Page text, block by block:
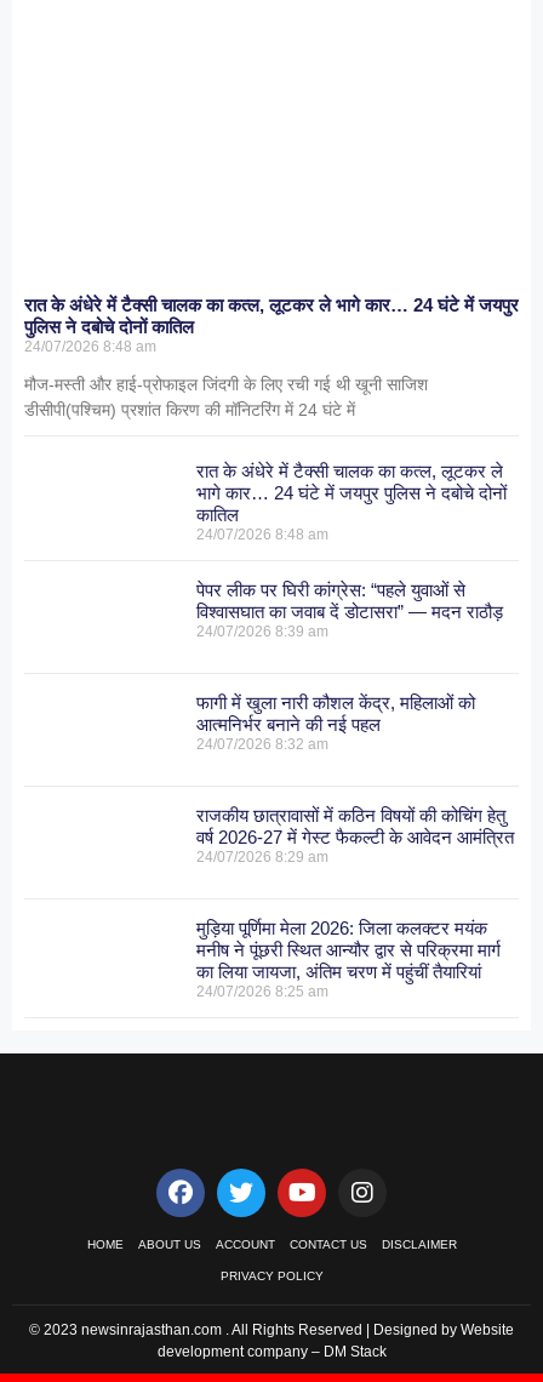
रात के अंधेरे में टैक्सी चालक का कत्ल, लूटकर ले भागे कार… 24 घंटे में जयपुर
पुलिस ने दबोचे दोनों कातिल
24/07/2026 8:48 am
मौज-मस्ती और हाई-प्रोफाइल जिंदगी के लिए रची गई थी खूनी साजिश
डीसीपी(पश्चिम) प्रशांत किरण की मॉनिटरिंग में 24 घंटे में
रात के अंधेरे में टैक्सी चालक का कत्ल, लूटकर ले
भागे कार… 24 घंटे में जयपुर पुलिस ने दबोचे दोनों
कातिल
24/07/20268:48 am
पेपर लीक पर घिरी कांग्रेस: “पहले युवाओं से
विश्वासघात का जवाब दें डोटासरा” — मदन राठौड़
24/07/20268:39 am
फागी में खुला नारी कौशल केंद्र, महिलाओं को
आत्मनिर्भर बनाने की नई पहल
24/07/20268:32 am
राजकीय छात्रावासों में कठिन विषयों की कोचिंग हेतु
वर्ष 2026-27 में गेस्ट फैकल्टी के आवेदन आमंत्रित
24/07/20268:29 am
मुड़िया पूर्णिमा मेला 2026: जिला कलक्टर मयंक
मनीष ने पूंछरी स्थित आन्यौर द्वार से परिक्रमा मार्ग
का लिया जायजा, अंतिम चरण में पहुंचीं तैयारियां
24/07/20268:25 am
HOME ABOUT US ACCOUNT CONTACT US DISCLAIMER
PRIVACY POLICY
© 2023 newsinrajasthan.com . All Rights Reserved | Designed by Website
development company – DM Stack